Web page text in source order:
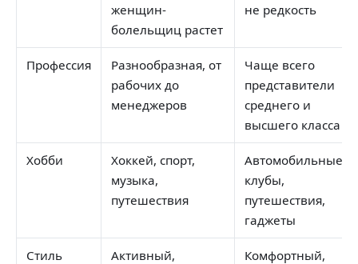
женщин-
болельщиц растет
не редкость
Профессия
Разнообразная, от
рабочих до
менеджеров
Чаще всего
представители
среднего и
высшего класса
Хобби
Хоккей, спорт,
музыка,
путешествия
Автомобильные
клубы,
путешествия,
гаджеты
Стиль
Активный,
Комфортный,